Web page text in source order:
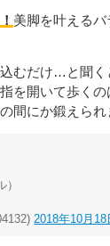
美脚を叶える
むだけ…と聞く
を開いて歩くの
間にか鍛えられ
2018年10月18